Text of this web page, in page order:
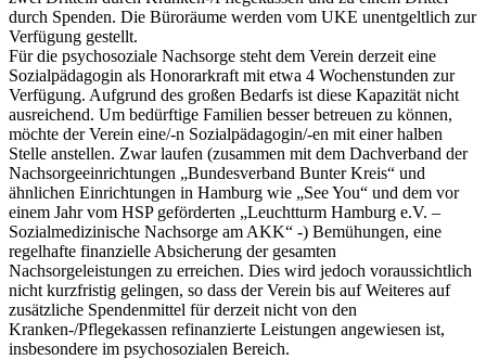
durch Spenden. Die Büroräume werden vom UKE unentgeltlich zur
Verfügung gestellt.
Für die psychosoziale Nachsorge steht dem Verein derzeit eine
Sozialpädagogin als Honorarkraft mit etwa 4 Wochenstunden zur
Verfügung. Aufgrund des großen Bedarfs ist diese Kapazität nicht
ausreichend. Um bedürftige Familien besser betreuen zu können,
möchte der Verein eine/-n Sozialpädagogin/-en mit einer halben
Stelle anstellen. Zwar laufen (zusammen mit dem Dachverband der
Nachsorgeeinrichtungen „Bundesverband Bunter Kreis“ und
ähnlichen Einrichtungen in Hamburg wie „See You“ und dem vor
einem Jahr vom HSP geförderten „Leuchtturm Hamburg e.V. –
Sozialmedizinische Nachsorge am AKK“ -) Bemühungen, eine
regelhafte finanzielle Absicherung der gesamten
Nachsorgeleistungen zu erreichen. Dies wird jedoch voraussichtlich
nicht kurzfristig gelingen, so dass der Verein bis auf Weiteres auf
zusätzliche Spendenmittel für derzeit nicht von den
Kranken-/Pflegekassen refinanzierte Leistungen angewiesen ist,
insbesondere im psychosozialen Bereich.